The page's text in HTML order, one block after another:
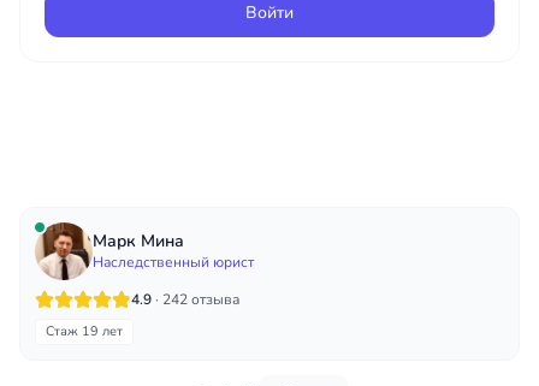
Марк Мина
Наследственный юрист
4.9· 242 отзыва
Стаж 19 лет
Войти